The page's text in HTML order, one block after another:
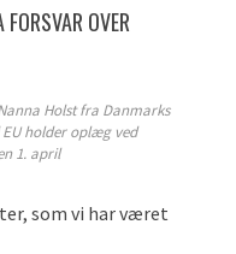
OVER
Holst fra Danmarks
holder oplæg ved
1. april
som vi har været